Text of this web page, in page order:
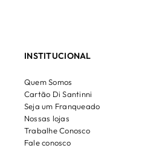
INSTITUCIONAL
Quem Somos
Cartão Di Santinni
Seja um Franqueado
Nossas lojas
Trabalhe Conosco
Fale conosco